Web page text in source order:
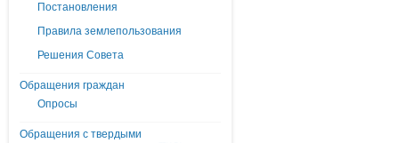
Постановления
Правила землепользования
Решения Совета
Обращения граждан
Опросы
Обращения с твердыми